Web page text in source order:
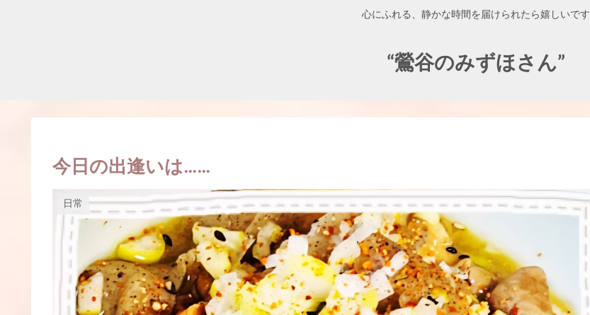
心にふれる、静かな時間を届けられたら嬉しいです
“鶯谷のみずほさん”
今日の出逢いは……
日常